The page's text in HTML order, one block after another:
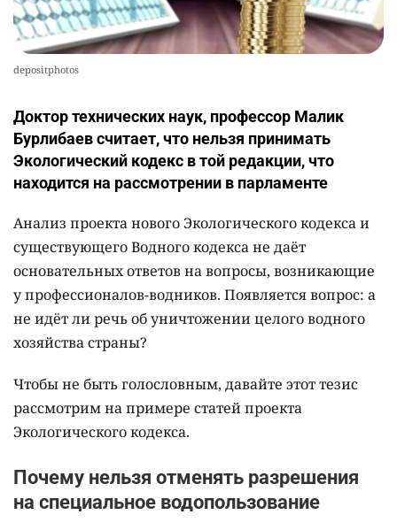
depositphotos
Доктор технических наук, профессор Малик
Бурлибаев считает, что нельзя принимать
Экологический кодекс в той редакции, что
находится на рассмотрении в парламенте
Анализ проекта нового Экологического кодекса и
существующего Водного кодекса не даёт
основательных ответов на вопросы, возникающие
у профессионалов-водников. Появляется вопрос: а
не идёт ли речь об уничтожении целого водного
хозяйства страны?
Чтобы не быть голословным, давайте этот тезис
рассмотрим на примере статей проекта
Экологического кодекса.
Почему нельзя отменять разрешения
на специальное водопользование